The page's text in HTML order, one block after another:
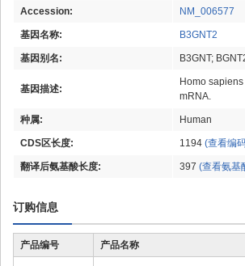
Accession: NM_006577
基因名称: B3GNT2
基因别名: B3GNT;
基因描述:
Homo
mRNA.
种属: Human
CDS区长度: 1194 (查看编
翻译后氨基酸长度: 397 (查看氨基
订购信息
产品编号 产品名称